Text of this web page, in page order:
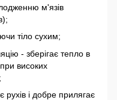
м'язів
тіло сухим;
- зберігає тепло в
високих
рухів і добре прилягає